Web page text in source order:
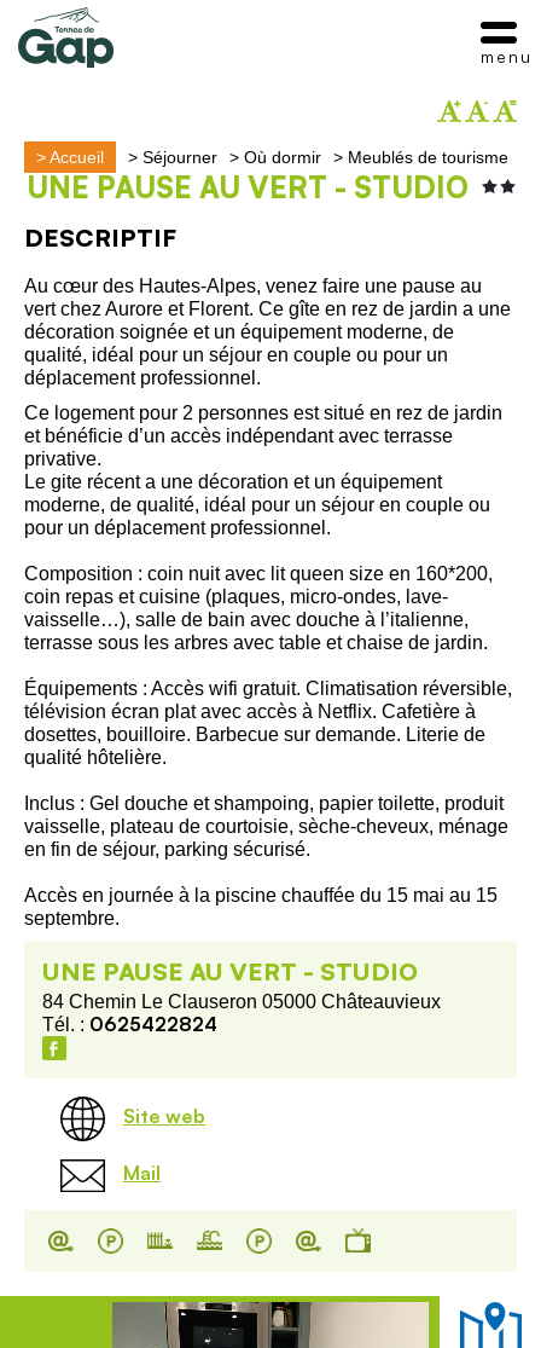
>Accueil > Séjourner > Où dormir > Meublés de tourisme
UNE PAUSE AU VERT - STUDIO
DESCRIPTIF
Au cœur des Hautes-Alpes, venez faire une pause au
vert chez Aurore et Florent. Ce gîte en rez de jardin a une
décoration soignée et un équipement moderne, de
qualité, idéal pour un séjour en couple ou pour un
déplacement professionnel.
Ce logement pour 2 personnes est situé en rez de jardin
et bénéficie d’un accès indépendant avec terrasse
privative.
Le gite récent a une décoration et un équipement
moderne, de qualité, idéal pour un séjour en couple ou
pour un déplacement professionnel.
Composition : coin nuit avec lit queen size en 160*200,
coin repas et cuisine (plaques, micro-ondes, lave-
vaisselle…), salle de bain avec douche à l’italienne,
terrasse sous les arbres avec table et chaise de jardin.
Équipements : Accès wifi gratuit. Climatisation réversible,
télévision écran plat avec accès à Netflix. Cafetière à
dosettes, bouilloire. Barbecue sur demande. Literie de
qualité hôtelière.
Inclus : Gel douche et shampoing, papier toilette, produit
vaisselle, plateau de courtoisie, sèche-cheveux, ménage
en fin de séjour, parking sécurisé.
Accès en journée à la piscine chauffée du 15 mai au 15
septembre.
UNE PAUSE AU VERT - STUDIO
84 Chemin Le Clauseron 05000 Châteauvieux
Tél. : 0625422824
Site web
Mail
menu